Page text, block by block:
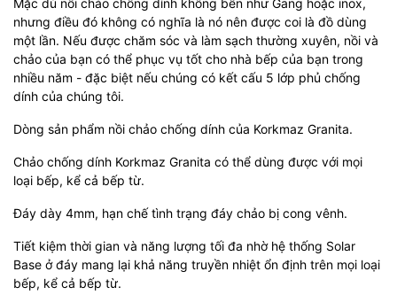
Mặc dù nồi chảo chống dính không bền như Gang hoặc inox,
nhưng điều đó không có nghĩa là nó nên được coi là đồ dùng
một lần. Nếu được chăm sóc và làm sạch thường xuyên, nồi và
chảo của bạn có thể phục vụ tốt cho nhà bếp của bạn trong
nhiều năm - đặc biệt nếu chúng có kết cấu 5 lớp phủ chống
dính của chúng tôi.
Dòng sản phẩm nồi chảo chống dính của Korkmaz Granita.
Chảo chống dính Korkmaz Granita có thể dùng được với mọi
loại bếp, kể cả bếp từ.
Đáy dày 4mm, hạn chế tình trạng đáy chảo bị cong vênh.
Tiết kiệm thời gian và năng lượng tối đa nhờ hệ thống Solar
Base ở đáy mang lại khả năng truyền nhiệt ổn định trên mọi loại
bếp, kể cả bếp từ.